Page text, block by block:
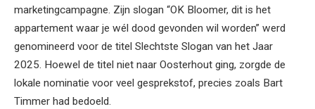
marketingcampagne. Zijn slogan “OK Bloomer, dit is het
appartement waar je wél dood gevonden wil worden” werd
genomineerd voor de titel Slechtste Slogan van het Jaar
2025. Hoewel de titel niet naar Oosterhout ging, zorgde de
lokale nominatie voor veel gesprekstof, precies zoals Bart
Timmer had bedoeld.